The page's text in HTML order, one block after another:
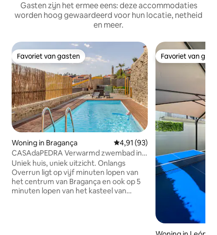
Gasten zijn het ermee eens: deze accommodaties
worden hoog gewaardeerd voor hun locatie, netheid
en meer.
Favoriet van gasten
Favoriet van gasten
Woning in Bragança Gemiddelde beoordeling van
4,91 (93)
CASAdaPEDRA Verwarmd zwembad in
het centrum van Bragança
Uniek huis, uniek uitzicht. Onlangs
Overrun ligt op vijf minuten lopen van
het centrum van Bragança en ook op 5
minuten lopen van het kasteel van
Favoriet van
Favoriet van